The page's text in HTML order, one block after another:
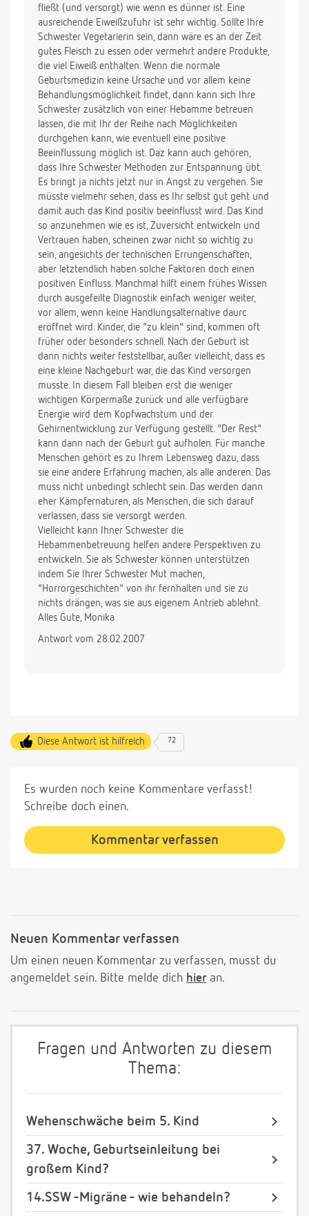
fließt (und versorgt) wie wenn es dünner ist. Eine
ausreichende Eiweißzufuhr ist sehr wichtig. Sollte Ihre
Schwester Vegetarierin sein, dann wäre es an der Zeit
gutes Fleisch zu essen oder vermehrt andere Produkte,
die viel Eiweiß enthalten. Wenn die normale
Geburtsmedizin keine Ursache und vor allem keine
Behandlungsmöglichkeit findet, dann kann sich Ihre
Schwester zusätzlich von einer Hebamme betreuen
lassen, die mit Ihr der Reihe nach Möglichkeiten
durchgehen kann, wie eventuell eine positive
Beeinflussung möglich ist. Daz kann auch gehören,
dass Ihre Schwester Methoden zur Entspannung übt.
Es bringt ja nichts jetzt nur in Angst zu vergehen. Sie
müsste vielmehr sehen, dass es Ihr selbst gut geht und
damit auch das Kind positiv beeinflusst wird. Das Kind
so anzunehmen wie es ist, Zuversicht entwickeln und
Vertrauen haben, scheinen zwar nicht so wichtig zu
sein, angesichts der technischen Errungenschaften,
aber letztendlich haben solche Faktoren doch einen
positiven Einfluss. Manchmal hilft einem frühes Wissen
durch ausgefeilte Diagnostik einfach weniger weiter,
vor allem, wenn keine Handlungsalternative daurc
eröffnet wird. Kinder, die "zu klein" sind, kommen oft
früher oder besonders schnell. Nach der Geburt ist
dann nichts weiter feststellbar, außer vielleicht, dass es
eine kleine Nachgeburt war, die das Kind versorgen
musste. In diesem Fall bleiben erst die weniger
wichtigen Körpermaße zurück und alle verfügbare
Energie wird dem Kopfwachstum und der
Gehirnentwicklung zur Verfügung gestellt. "Der Rest"
kann dann nach der Geburt gut aufholen. Für manche
Menschen gehört es zu Ihrem Lebensweg dazu, dass
sie eine andere Erfahrung machen, als alle anderen. Das
muss nicht unbedingt schlecht sein. Das werden dann
eher Kämpfernaturen, als Menschen, die sich darauf
verlassen, dass sie versorgt werden.
Vielleicht kann Ihner Schwester die
Hebammenbetreuung helfen andere Perspektiven zu
entwickeln. Sie als Schwester können unterstützen
indem Sie Ihrer Schwester Mut machen,
"Horrorgeschichten" von ihr fernhalten und sie zu
nichts drängen, was sie aus eigenem Antrieb ablehnt.
Alles Gute, Monika
Antwort vom 28.02.2007
Diese Antwort ist hilfreich 72
Es wurden noch keine Kommentare verfasst!
Schreibe doch einen.
Kommentar verfassen
Neuen Kommentar verfassen
Um einen neuen Kommentar zu verfassen, musst du
angemeldet sein. Bitte melde dich hier an.
Fragen und Antworten zu diesem
Thema:
Wehenschwäche beim 5. Kind
37. Woche, Geburtseinleitung bei
großem Kind?
14.SSW -Migräne - wie behandeln?